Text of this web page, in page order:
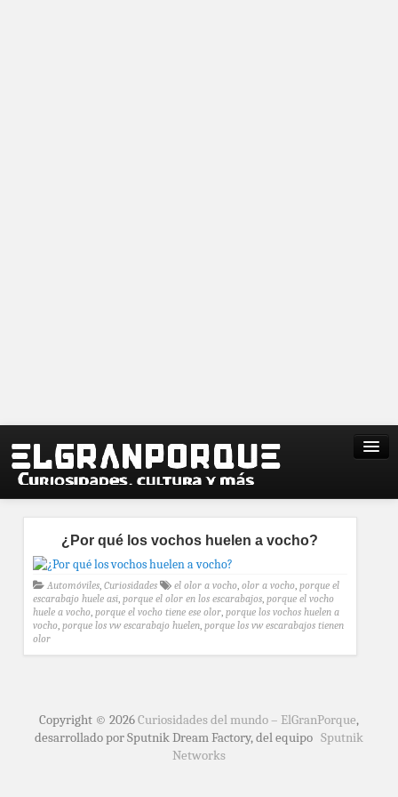
¿Por qué los vochos huelen a vocho?
Automóviles, Curiosidades el olor a vocho, olor a vocho, porque el
escarabajo huele asi, porque el olor en los escarabajos, porque el vocho
huele a vocho, porque el vocho tiene ese olor, porque los vochos huelen a
vocho, porque los vw escarabajo huelen, porque los vw escarabajos tienen
olor
Copyright © 2026Curiosidades del mundo – ElGranPorque,
desarrollado por Sputnik Dream Factory, del equipo Sputnik
Networks